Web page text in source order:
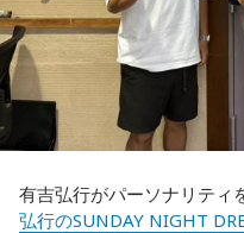
福田：そういう見方も当然
いいと思うのですが、森保
出しジャンケンだ」と言っ
いうと、自分たちが変えた
対してまた変えていかな
に対して変化しなきゃいけ
す」「だったらこう対応し
有吉弘行がパーソナリティ
弘行のSUNDAY NIGHT